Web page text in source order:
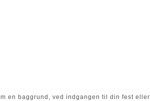
en baggrund, ved indgangen til din fest eller